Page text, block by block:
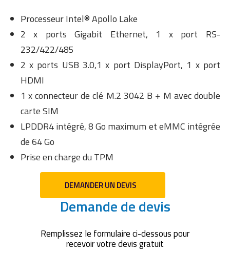
Processeur Intel® Apollo Lake
2 x ports Gigabit Ethernet, 1 x port RS-
232/422/485
2 x ports USB 3.0,1 x port DisplayPort, 1 x port
HDMI
1 x connecteur de clé M.2 3042 B + M avec double
carte SIM
LPDDR4 intégré, 8 Go maximum et eMMC intégrée
de 64 Go
Prise en charge du TPM
DEMANDER UN DEVIS
Demande de devis
Remplissez le formulaire ci-dessous pour
recevoir votre devis gratuit